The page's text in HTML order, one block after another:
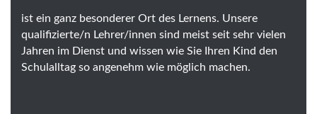
ist ein ganz besonderer Ort des Lernens. Unsere
qualifizierte/n Lehrer/innen sind meist seit sehr vielen
Jahren im Dienst und wissen wie Sie Ihren Kind den
Schulalltag so angenehm wie möglich machen.